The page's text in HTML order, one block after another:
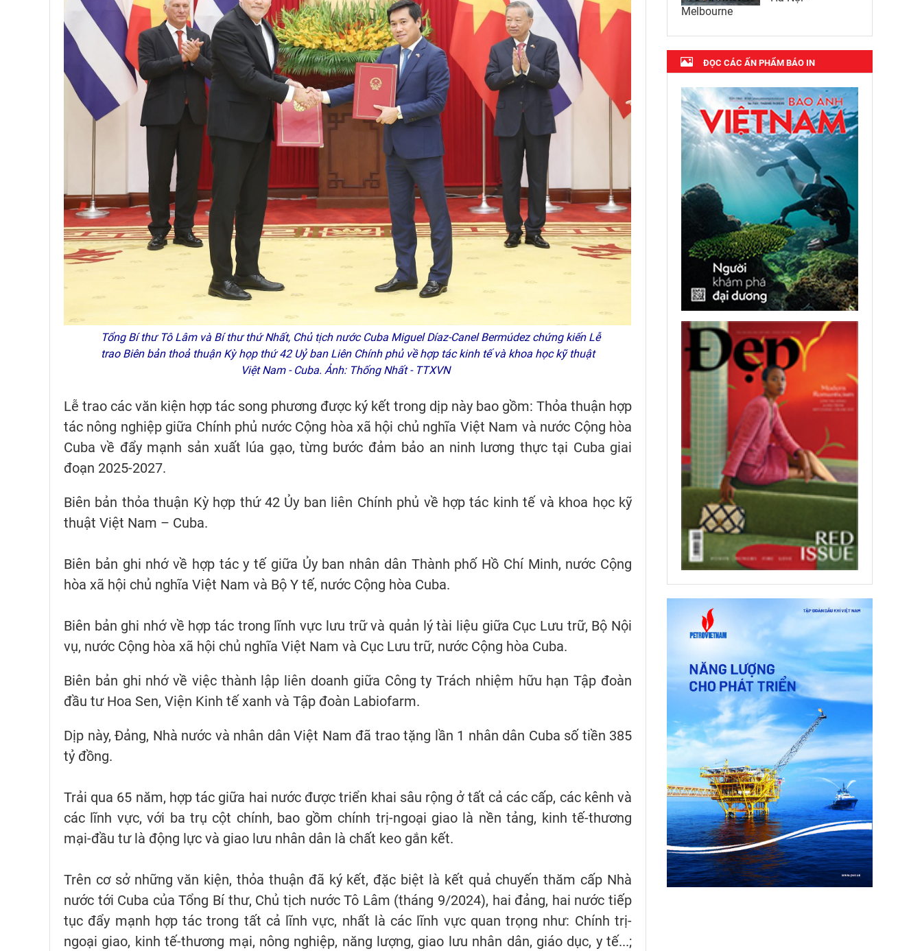
Tổng Bí thư Tô Lâm và Bí thư thứ Nhất, Chủ tịch nước Cuba Miguel Díaz-Canel Bermúdez chứng kiến Lễ
trao Biên bản thoả thuận Kỳ họp thứ 42 Uỷ ban Liên Chính phủ về hợp tác kinh tế và khoa học kỹ thuật
Việt Nam - Cuba. Ảnh: Thống Nhất - TTXVN
Lễ trao các văn kiện hợp tác song phương được ký kết trong dịp này bao gồm: Thỏa thuận hợp
tác nông nghiệp giữa Chính phủ nước Cộng hòa xã hội chủ nghĩa Việt Nam và nước Cộng hòa
Cuba về đẩy mạnh sản xuất lúa gạo, từng bước đảm bảo an ninh lương thực tại Cuba giai
đoạn 2025-2027.
Biên bản thỏa thuận Kỳ hợp thứ 42 Ủy ban liên Chính phủ về hợp tác kinh tế và khoa học kỹ
thuật Việt Nam – Cuba.
Biên bản ghi nhớ về hợp tác y tế giữa Ủy ban nhân dân Thành phố Hồ Chí Minh, nước Cộng
hòa xã hội chủ nghĩa Việt Nam và Bộ Y tế, nước Cộng hòa Cuba.
Biên bản ghi nhớ về hợp tác trong lĩnh vực lưu trữ và quản lý tài liệu giữa Cục Lưu trữ, Bộ Nội
vụ, nước Cộng hòa xã hội chủ nghĩa Việt Nam và Cục Lưu trữ, nước Cộng hòa Cuba.
Biên bản ghi nhớ về việc thành lập liên doanh giữa Công ty Trách nhiệm hữu hạn Tập đoàn
đầu tư Hoa Sen, Viện Kinh tế xanh và Tập đoàn Labiofarm.
Dịp này, Đảng, Nhà nước và nhân dân Việt Nam đã trao tặng lần 1 nhân dân Cuba số tiền 385
tỷ đồng.
Trải qua 65 năm, hợp tác giữa hai nước được triển khai sâu rộng ở tất cả các cấp, các kênh và
các lĩnh vực, với ba trụ cột chính, bao gồm chính trị-ngoại giao là nền tảng, kinh tế-thương
mại-đầu tư là động lực và giao lưu nhân dân là chất keo gắn kết.
Trên cơ sở những văn kiện, thỏa thuận đã ký kết, đặc biệt là kết quả chuyến thăm cấp Nhà
nước tới Cuba của Tổng Bí thư, Chủ tịch nước Tô Lâm (tháng 9/2024), hai đảng, hai nước tiếp
tục đẩy mạnh hợp tác trong tất cả lĩnh vực, nhất là các lĩnh vực quan trọng như: Chính trị-
ngoại giao, kinh tế-thương mại, nông nghiệp, năng lượng, giao lưu nhân dân, giáo dục, y tế...;
Melbourne
ĐỌC CÁC ẤN PHẨM BÁO IN